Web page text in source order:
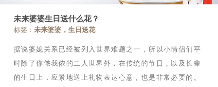
未来婆婆生日送什么花？
标签： 未来婆婆，生日送花
据说婆媳关系已经被列入世界难题之一，所以小情侣们平
时除了你侬我侬的二人世界外，在传统的节日，以及长辈
的生日上，应景地送上礼物表达心意，也是非常必要的。